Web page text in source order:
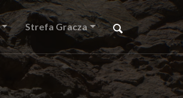
Strefa Gracza